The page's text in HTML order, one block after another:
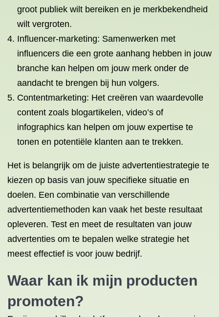
groot publiek wilt bereiken en je merkbekendheid
wilt vergroten.
Influencer-marketing: Samenwerken met
influencers die een grote aanhang hebben in jouw
branche kan helpen om jouw merk onder de
aandacht te brengen bij hun volgers.
Contentmarketing: Het creëren van waardevolle
content zoals blogartikelen, video’s of
infographics kan helpen om jouw expertise te
tonen en potentiële klanten aan te trekken.
Het is belangrijk om de juiste advertentiestrategie te
kiezen op basis van jouw specifieke situatie en
doelen. Een combinatie van verschillende
advertentiemethoden kan vaak het beste resultaat
opleveren. Test en meet de resultaten van jouw
advertenties om te bepalen welke strategie het
meest effectief is voor jouw bedrijf.
Waar kan ik mijn producten
promoten?